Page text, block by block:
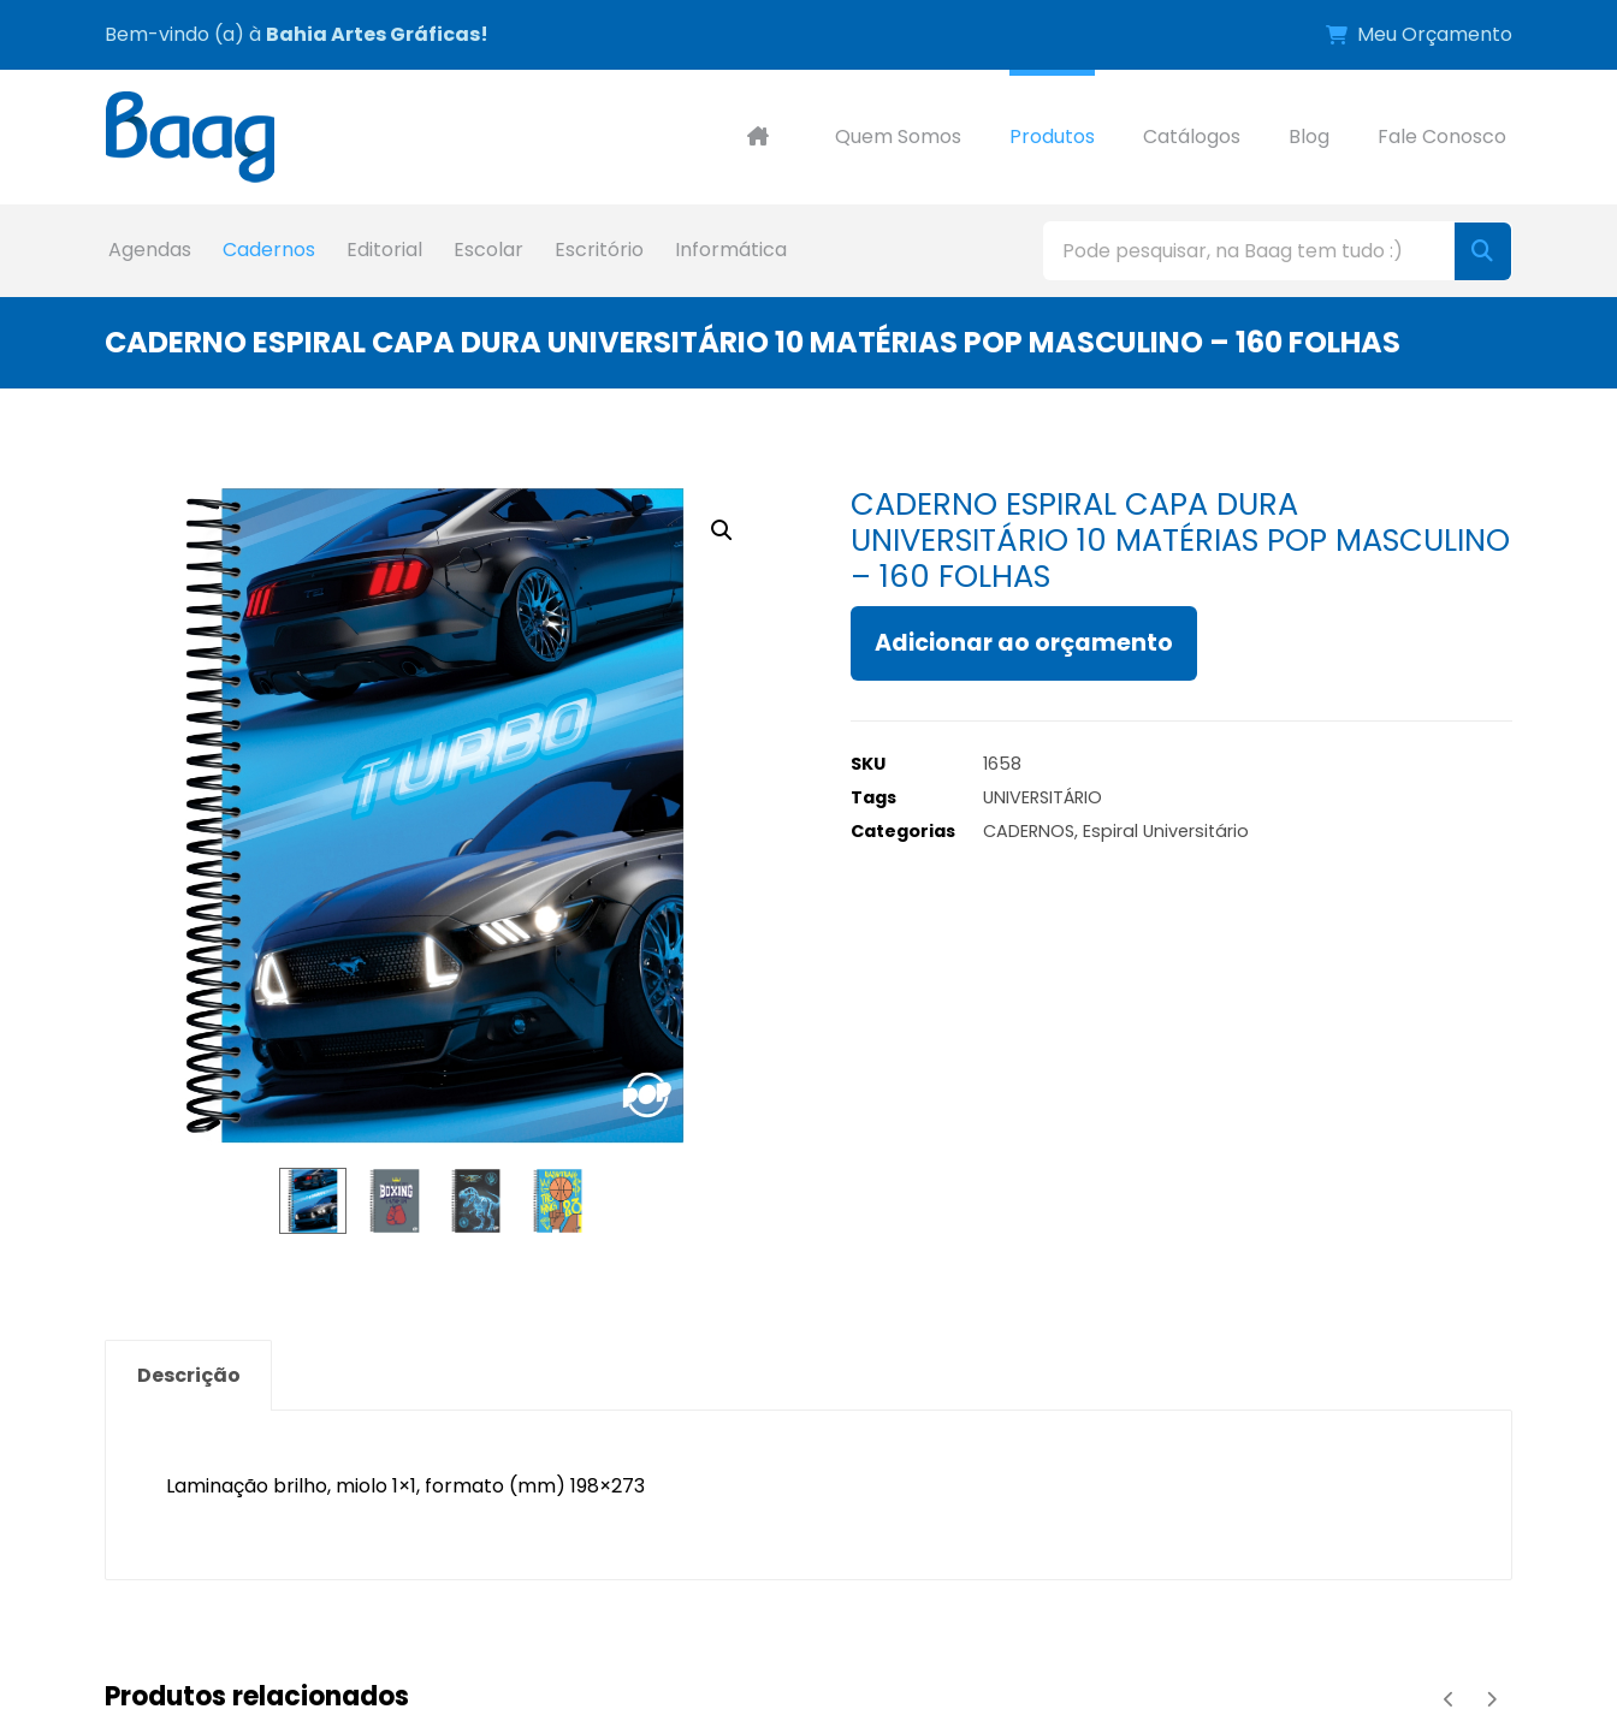
Bem-vindo (a) à Bahia Artes Gráficas! Meu Orçamento
Quem Somos Produtos Catálogos Blog Fale Conosco
Agendas Cadernos Editorial Escolar Escritório Informática
CADERNO ESPIRAL CAPA DURA UNIVERSITÁRIO 10 MATÉRIAS POP MASCULINO – 160 FOLHAS
Ampliar imagem
CADERNO ESPIRAL CAPA DURA
UNIVERSITÁRIO 10 MATÉRIAS POP MASCULINO
– 160 FOLHAS
Adicionar ao orçamento
SKU
1658
Tags
UNIVERSITÁRIO
Categorias
CADERNOS,Espiral Universitário
Descrição
Laminação brilho, miolo 1×1, formato (mm) 198×273
Produtos relacionados